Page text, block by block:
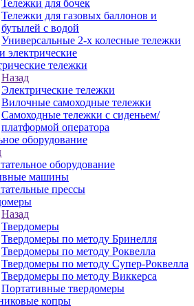
Тележки для бочек
Тележки для газовых баллонов и
бутылей с водой
Универсальные 2-х колесные тележки
электрические
тележки
Назад
Электрические тележки
Вилочные самоходные тележки
Самоходные тележки с сиденьем/
платформой оператора
оборудование
оборудование
машины
прессы
Назад
Твердомеры
Твердомеры по методу Бринелля
Твердомеры по методу Роквелла
Твердомеры по методу Супер-Роквелла
Твердомеры по методу Виккерса
Портативные твердомеры
копры